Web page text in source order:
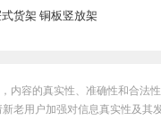
货架 铜板竖放架
内容的真实性、准确性和合法
老用户加强对信息真实性及其